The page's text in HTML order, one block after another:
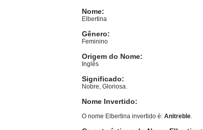
Nome:
Elbertina
Gênero:
Feminino
Origem do Nome:
Inglês
Significado:
Nobre, Gloriosa.
Nome Invertido:
O nome Elbertina invertido é: Anitreble.